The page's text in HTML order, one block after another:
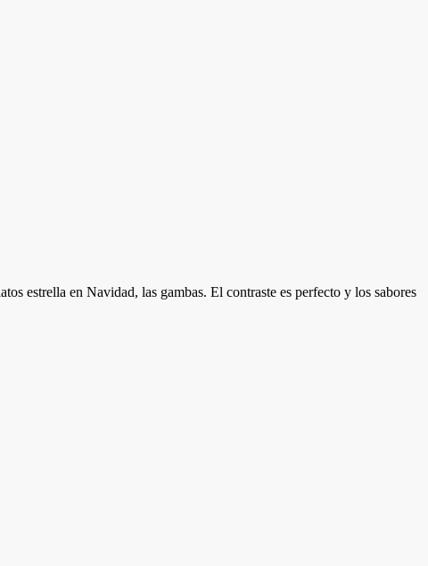
estrella en Navidad, las gambas. El contraste es perfecto y los sabores